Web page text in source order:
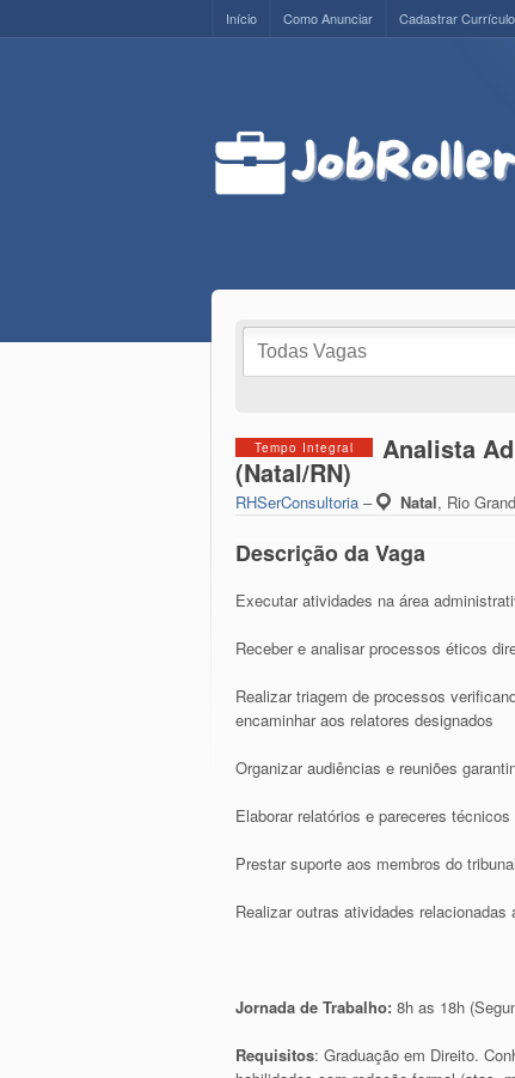
Início Como Anunciar Cadastrar Currículo
Tempo Integral Analista
(Natal/RN)
RHSerConsultoria – Natal, Rio
Descrição da Vaga
Executar atividades na área
Receber e analisar processos éticos
Realizar triagem de processos
encaminhar aos relatores designados
Organizar audiências e reuniões
Elaborar relatórios e pareceres técnicos
Prestar suporte aos membros do tribunal
Realizar outras atividades relacionadas
Jornada de Trabalho: 8h as 18h
Requisitos: Graduação em Direito.